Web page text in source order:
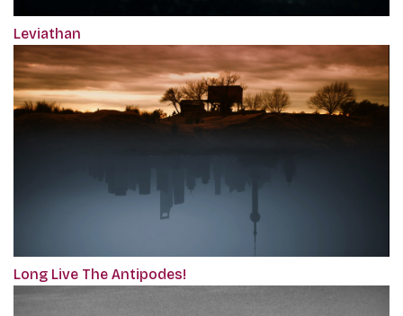
Leviathan
Long Live The Antipodes!